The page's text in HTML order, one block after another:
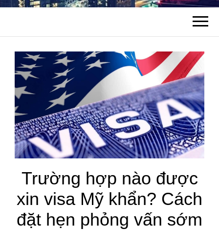
Trường hợp nào được
xin visa Mỹ khẩn? Cách
đặt hẹn phỏng vấn sớm